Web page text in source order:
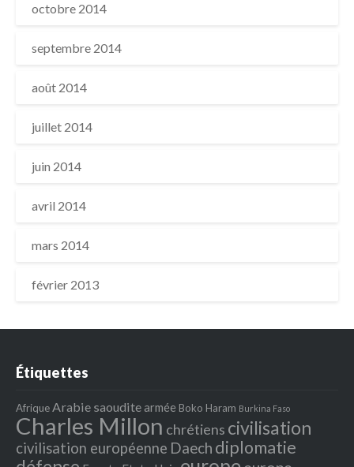
octobre 2014
septembre 2014
août 2014
juillet 2014
juin 2014
avril 2014
mars 2014
février 2013
Étiquettes
AfriqueArabie saoudite armée Boko Haram Burkina Faso
Charles Millon chrétiens civilisation
civilisation européenne Daech diplomatie